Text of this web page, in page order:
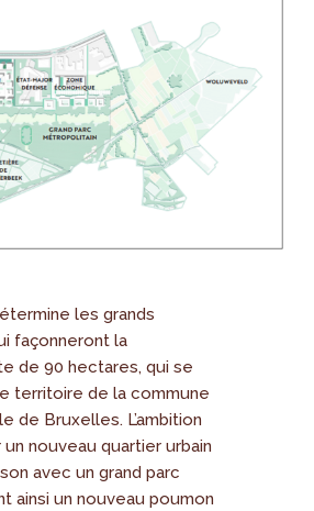
les grands
façonneront la
de 90 hectares, qui se
territoire de la commune
de Bruxelles. L’ambition
nouveau quartier urbain
avec un grand parc
ainsi un nouveau poumon